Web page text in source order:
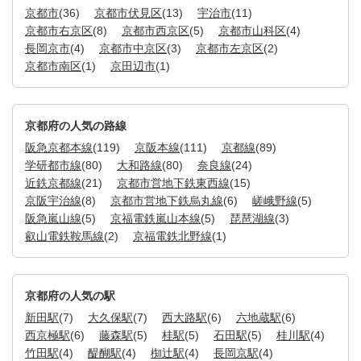
京都市(36) 京都市伏見区(13) 宇治市(11)
京都市右京区(8) 京都市西京区(5) 京都市山科区(4)
長岡京市(4) 京都市中京区(3) 京都市左京区(2)
京都市南区(1) 京田辺市(1)
京都府の人気の路線
阪急京都本線(119) 京阪本線(111) 京都線(89)
学研都市線(80) 大和路線(80) 奈良線(24)
近鉄京都線(21) 京都市営地下鉄東西線(15)
京阪宇治線(8) 京都市営地下鉄烏丸線(6) 嵯峨野線(5)
阪急嵐山線(5) 京福電鉄嵐山本線(5) 琵琶湖線(3)
叡山電鉄鞍馬線(2) 京福電鉄北野線(1)
京都府の人気の駅
新田駅(7) 大久保駅(7) 西大路駅(6) 六地蔵駅(6)
西京極駅(6) 藤森駅(5) 桂駅(5) 石田駅(5) 桂川駅(4)
竹田駅(4) 醍醐駅(4) 椥辻駅(4) 長岡京駅(4)